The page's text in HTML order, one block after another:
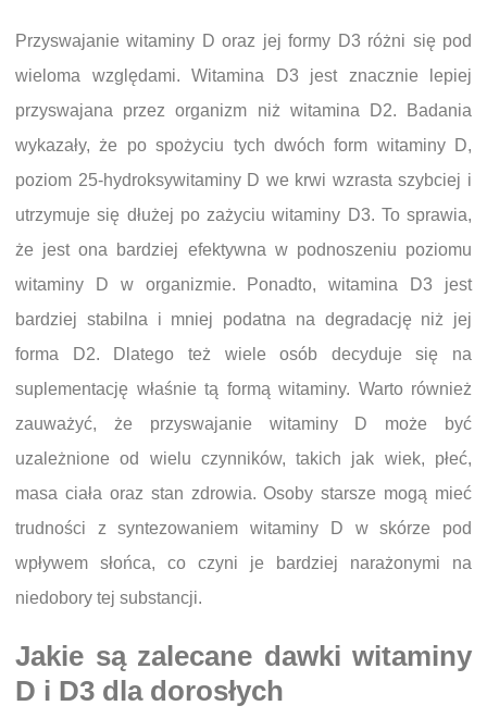
Przyswajanie witaminy D oraz jej formy D3 różni się pod
wieloma względami. Witamina D3 jest znacznie lepiej
przyswajana przez organizm niż witamina D2. Badania
wykazały, że po spożyciu tych dwóch form witaminy D,
poziom 25-hydroksywitaminy D we krwi wzrasta szybciej i
utrzymuje się dłużej po zażyciu witaminy D3. To sprawia,
że jest ona bardziej efektywna w podnoszeniu poziomu
witaminy D w organizmie. Ponadto, witamina D3 jest
bardziej stabilna i mniej podatna na degradację niż jej
forma D2. Dlatego też wiele osób decyduje się na
suplementację właśnie tą formą witaminy. Warto również
zauważyć, że przyswajanie witaminy D może być
uzależnione od wielu czynników, takich jak wiek, płeć,
masa ciała oraz stan zdrowia. Osoby starsze mogą mieć
trudności z syntezowaniem witaminy D w skórze pod
wpływem słońca, co czyni je bardziej narażonymi na
niedobory tej substancji.
Jakie są zalecane dawki witaminy
D i D3 dla dorosłych